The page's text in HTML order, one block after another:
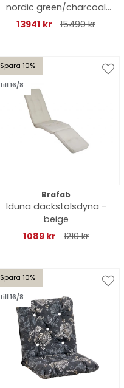
nordic green/charcoal
grey
13941 kr 15490 kr
Spara 10%
till 16/8
Brafab
Iduna däckstolsdyna -
beige
1089 kr
1210 kr
Spara 10%
till 16/8